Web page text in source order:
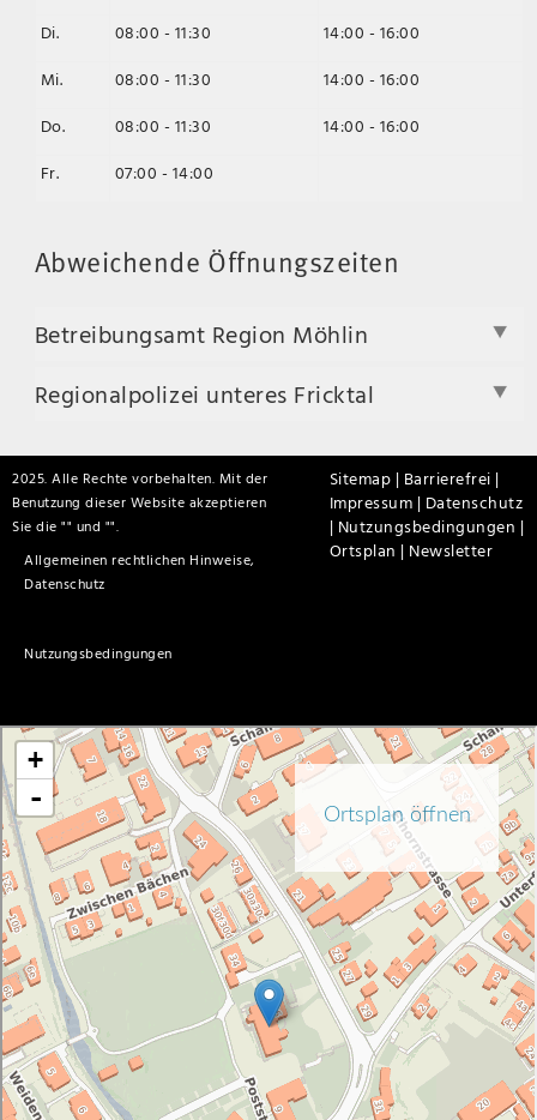
Di.
08:00 - 11:30
14:00 - 16:00
Mi.
08:00 - 11:30
14:00 - 16:00
Do.
08:00 - 11:30
14:00 - 16:00
Fr.
07:00 - 14:00
Abweichende Öffnungszeiten
Betreibungsamt Region Möhlin
Regionalpolizei unteres Fricktal
2025. Alle Rechte vorbehalten. Mit der
Benutzung dieser Website akzeptieren
Sie die "
Allgemeinen rechtlichen Hinweise,
Datenschutz
" und "
Nutzungsbedingungen
".
Sitemap | Barrierefrei |
Impressum | Datenschutz
| Nutzungsbedingungen |
Ortsplan | Newsletter